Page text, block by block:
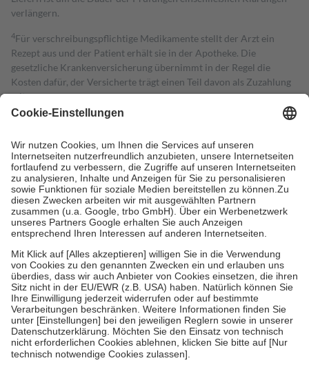
verlängern.
4Für verschreibungspflichtige Medikamente stellt der Arzt ein
Rezept aus und der Patient erhält sie in der Apotheke. Die
gesetzliche Krankenversicherung übernimmt in der Regel die
Kosten dafür, der Versicherte trägt einen Teil davon als Zuzahlung
mit.
Grundsätzlich leisten Mitglieder Zuzahlungen in Höhe von zehn
höchstens zehn Euro.
Es sind jedoch nie mehr als die tatsächlichen
Kosten der Leistung zu entrichten.
Diese Regeln gelten grundsätzlich auch für Online-Apotheken.
Bei Heilmitteln und häuslicher Krankenpflege beträgt die
Zuzahlung zehn Prozent der Kosten sowie zehn Euro je
Verordnung.
Um das Engagement der Versicherten für ihre eigene Gesundheit zu
stärken und die besondere Stellung der Familie zu unterstützen,
fallenkeine Zuzahlungenan bei:
• Kindern und Jugendlichen bis zum vollendeten 18. Lebensjahr
mit Ausnahme der Fahrkosten
• Untersuchungen zur Vorsorge und Früherkennung, die von der
GKV getragen werden
• empfohlenen Schutzimpfungen
• Harn- und Blutteststreifen